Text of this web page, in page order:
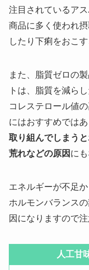
注目されているア
商品に多く使われ
したり下痢をおこ
また、脂質ゼロの
トは、脂質を減ら
コレステロール値
にはおすすめではあ
取り組んでしまう
荒れなどの原因 に
エネルギーが不足
ホルモンバランス
因になりますので注
人工甘